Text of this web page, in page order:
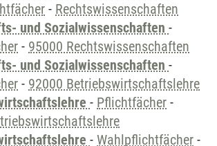
- Rechtswissenschaften
und Sozialwissenschaften -
- 95000 Rechtswissenschaften
und Sozialwissenschaften -
- 92000 Betriebswirtschaftslehre
- Pflichtfächer -
- Wahlpflichtfächer -